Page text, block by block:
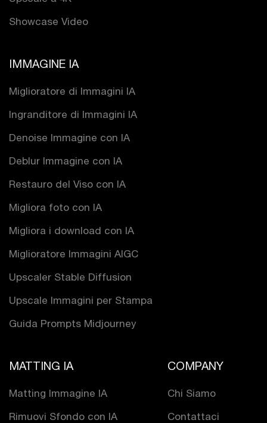
Showcase Video
IMMAGINE IA
Miglioratore di Immagini IA
Ingranditore di Immagini IA
Denoise Immagine con IA
Deblur Immagine con IA
Restauro del Viso con IA
Migliora foto con IA
Migliora i download con IA
Miglioratore Immagini AIGC
Upscaler Stable Diffusion
Upscale Immagini per Stampa
Guida Prompts Midjourney
MATTING IA
Matting Immagine IA
Rimuovi Sfondo con IA
COMPANY
Chi Siamo
Contattaci